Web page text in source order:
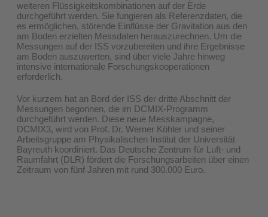
weiteren Flüssigkeitskombinationen auf der Erde
durchgeführt werden. Sie fungieren als Referenzdaten, die
es ermöglichen, störende Einflüsse der Gravitation aus den
am Boden erzielten Messdaten herauszurechnen. Um die
Messungen auf der ISS vorzubereiten und ihre Ergebnisse
am Boden auszuwerten, sind über viele Jahre hinweg
intensive internationale Forschungskooperationen
erforderlich.
Vor kurzem hat an Bord der ISS der dritte Abschnitt der
Messungen begonnen, die im DCMIX-Programm
durchgeführt werden. Diese neue Messkampagne,
DCMIX3, wird von Prof. Dr. Werner Köhler und seiner
Arbeitsgruppe am Physikalischen Institut der Universität
Bayreuth koordiniert. Das Deutsche Zentrum für Luft- und
Raumfahrt (DLR) fördert die Forschungsarbeiten über einen
Zeitraum von fünf Jahren mit rund 300.000 Euro.